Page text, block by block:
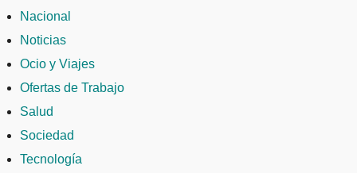
Nacional
Noticias
Ocio y Viajes
Ofertas de Trabajo
Salud
Sociedad
Tecnología